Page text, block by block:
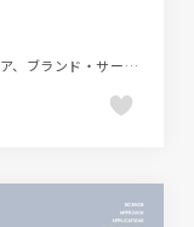
ギャラリー風、シンプル、スポーツ・アウトドア、ブランド・サービスサイト、ホワイト系、大きめ写真